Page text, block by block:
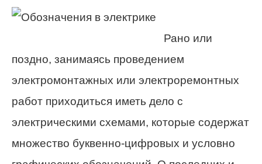
Рано или
поздно, занимаясь проведением
электромонтажных или электроремонтных
работ приходиться иметь дело с
электрическими схемами, которые содержат
множество буквенно-цифровых и условно